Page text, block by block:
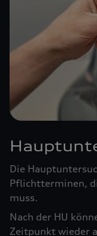
Die
Pflichtterminen,
muss.
Nach der HU
Zeitpunkt wieder